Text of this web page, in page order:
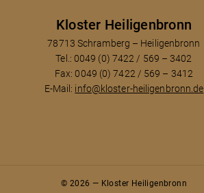
Kloster Heiligenbronn
78713 Schramberg – Heiligenbronn
Tel.: 0049 (0) 7422 / 569 – 3402
Fax: 0049 (0) 7422 / 569 – 3412
E-Mail: info@kloster-heiligenbronn.de
© 2026 — Kloster Heiligenbronn